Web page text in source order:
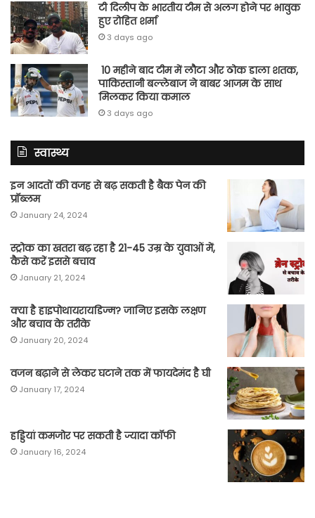
टी दिलीप के भारतीय टीम से अलग होने पर भावुक
हुए रोहित शर्मा
3 days ago
10 महीने बाद टीम में लौटा और ठोक डाला शतक,
पाकिस्तानी बल्लेबाज ने बाबर आजम के साथ
मिलकर किया कमाल
3 days ago
स्वास्थ्य
इन आदतों की वजह से बढ़ सकती है बैक पेन की
प्रॉब्लम
January 24, 2024
स्ट्रोक का खतरा बढ़ रहा है 21-45 उम्र के युवाओं में,
कैसे करें इससे बचाव
January 21, 2024
क्या है हाइपोथायरायडिज्म? जानिए इसके लक्षण
और बचाव के तरीके
January 20, 2024
वजन बढ़ाने से लेकर घटाने तक में फायदेमंद है घी
January 17, 2024
हड्डियां कमजोर पर सकती है ज्यादा कॉफी
January 16, 2024